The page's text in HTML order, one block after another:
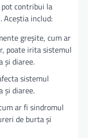
contribui la
Aceștia includ:
greșite, cum ar
poate irita sistemul
și diaree.
sistemul
și diaree.
ar fi sindromul
de burta și